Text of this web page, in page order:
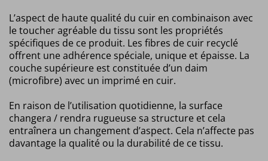
L’aspect de haute qualité du cuir en combinaison avec
le toucher agréable du tissu sont les propriétés
spécifiques de ce produit. Les fibres de cuir recyclé
offrent une adhérence spéciale, unique et épaisse. La
couche supérieure est constituée d’un daim
(microfibre) avec un imprimé en cuir.
En raison de l’utilisation quotidienne, la surface
changera / rendra rugueuse sa structure et cela
entraînera un changement d’aspect. Cela n’affecte pas
davantage la qualité ou la durabilité de ce tissu.